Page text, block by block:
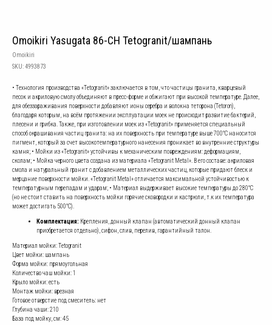
Omoikiri Yasugata 86-CH Tetogranit/шампань
Omoikiri
SKU:4993873
• Технология производства «Tetogranit» заключается в том, что частицы гранита, кварцевый
песок и акриловую смолу объединяют в пресс-форме и обжигают при высокой температуре. Далее,
для обеззараживания поверхности добавляют ионы серебра и волокна теторона (Tetoron),
благодаря которым, на всём протяжении эксплуатации моек не происходит развитие бактерий,
плесени и грибка. Также, при изготовлении моек из «Tetogranit» применяется специальный
способ окрашивания частиц гранита: на их поверхность при температуре выше 700°С наносится
пигмент, который за счет высокотемпературного нанесения проникает во внутренние структуры
камня; • Мойки из «Tetogranit» устойчивы к механическим повреждениям: деформациям,
сколам; • Мойка черного цвета создана из материала «Tetogranit Metal». В его составе: акриловая
смола и натуральный гранит с добавлением металлических частиц, которые придают блеск и
мерцание поверхности мойки. «Tetogranit Metal» отличается максимальной устойчивостью к
температурным перепадам и ударам; • Материал выдерживает высокие температуры до 280°С
(но не стоит ставить на поверхность мойки горячие сковородки и кастрюли, т.к их температура
может достигать 500°С).
Комплектация: Крепления, донный клапан (автоматический донный клапан
приобретается отдельно), сифон, слив, перелив, гарантийный талон.
Материал мойки: Tetogranit
Цвет мойки: шампань
Форма мойки: прямоугольная
Количество чаш мойки: 1
Крыло мойки: есть
Монтаж мойки: врезная
Готовое отверстие под смеситель: нет
Глубина чаши: 210
База под мойку, см: 45